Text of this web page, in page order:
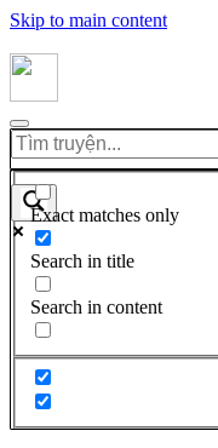
Skip to main content
Exact matches only
Search in title
Search in content